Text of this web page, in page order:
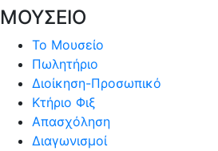
ΜΟΥΣΕΙΟ
Το Μουσείο
Πωλητήριο
Διοίκηση-Προσωπικό
Κτήριο Φιξ
Απασχόληση
Διαγωνισμοί